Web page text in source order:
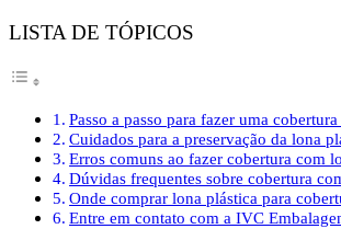
LISTA DE TÓPICOS
Passo a passo para fazer uma
Cuidados para a preservação da lona
Erros comuns ao fazer cobertura com
Dúvidas frequentes sobre cobertura
Onde comprar lona plástica para
Entre em contato com a IVC